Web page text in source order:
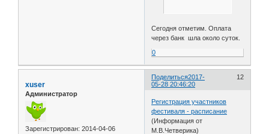
Сегодня отметим. Оплата
через банк шла около суток.
0
Поделиться 12
2017-
05-28 20:46:20
xuser
Администратор
Зарегистрирован: 2014-04-06
Регистрация участников
фестиваля - расписание
(Информация от
М.В.Четверика)